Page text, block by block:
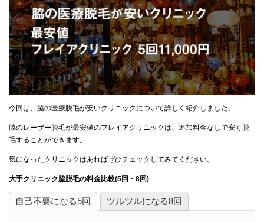
今回は、脇の医療脱毛が安いクリニックについて詳しく紹介しました。
脇のレーザー脱毛が最安値のフレイアクリニックは、追加料金なしで安く脱
毛することができます。
気になったクリニックはあればぜひチェックしてみてください。
大手クリニック脇脱毛の料金比較(5回・8回)
自己不要になる5回 ツルツルになる8回